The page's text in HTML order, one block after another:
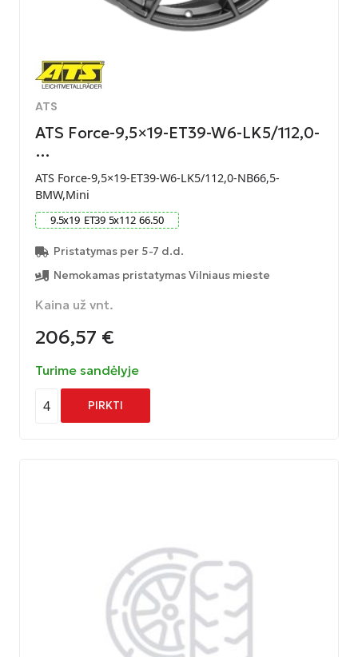
ATS
ATS Force-9,5×19-ET39-W6-LK5/112,0-
…
ATS Force-9,5×19-ET39-W6-LK5/112,0-NB66,5-
BMW,Mini
9.5x19 ET39 5x112 66.50
Pristatymas per 5-7 d.d.
Nemokamas pristatymas Vilniaus mieste
Kaina už vnt.
206,57 €
Turime sandėlyje
4 PIRKTI